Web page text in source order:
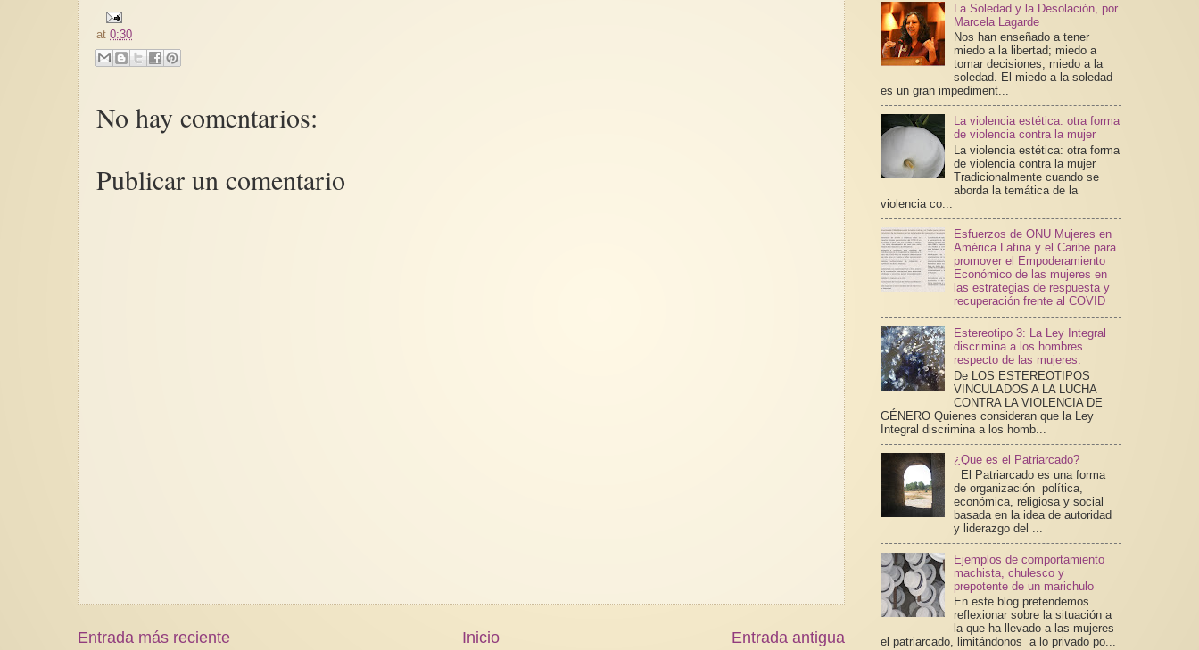
at0:30
No hay comentarios:
Publicar un comentario
Entrada más reciente Entrada antigua
Inicio
La Soledad y la Desolación, por
Marcela Lagarde
Nos han enseñado a tener
miedo a la libertad; miedo a
tomar decisiones, miedo a la
soledad. El miedo a la soledad
es un gran impediment...
La violencia estética: otra forma
de violencia contra la mujer
La violencia estética: otra forma
de violencia contra la mujer
Tradicionalmente cuando se
aborda la temática de la
violencia co...
Esfuerzos de ONU Mujeres en
América Latina y el Caribe para
promover el Empoderamiento
Económico de las mujeres en
las estrategias de respuesta y
recuperación frente al COVID
Estereotipo 3: La Ley Integral
discrimina a los hombres
respecto de las mujeres.
De LOS ESTEREOTIPOS
VINCULADOS A LA LUCHA
CONTRA LA VIOLENCIA DE
GÉNERO Quienes consideran que la Ley
Integral discrimina a los homb...
¿Que es el Patriarcado?
El Patriarcado es una forma
de organización política,
económica, religiosa y social
basada en la idea de autoridad
y liderazgo del ...
Ejemplos de comportamiento
machista, chulesco y
prepotente de un marichulo
En este blog pretendemos
reflexionar sobre la situación a
la que ha llevado a las mujeres
el patriarcado, limitándonos a lo privado po...